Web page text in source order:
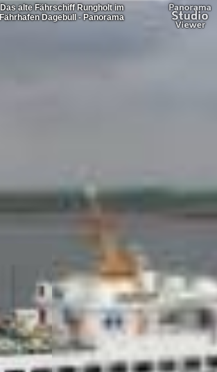
Das alte Fährschiff Rungholt im
Fährhafen Dagebüll - Panorama